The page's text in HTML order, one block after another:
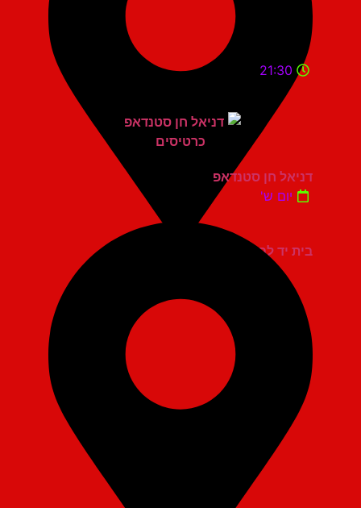
בית יד לבנים אשדוד
21:30
דניאל חן סטנדאפ
יום ש'